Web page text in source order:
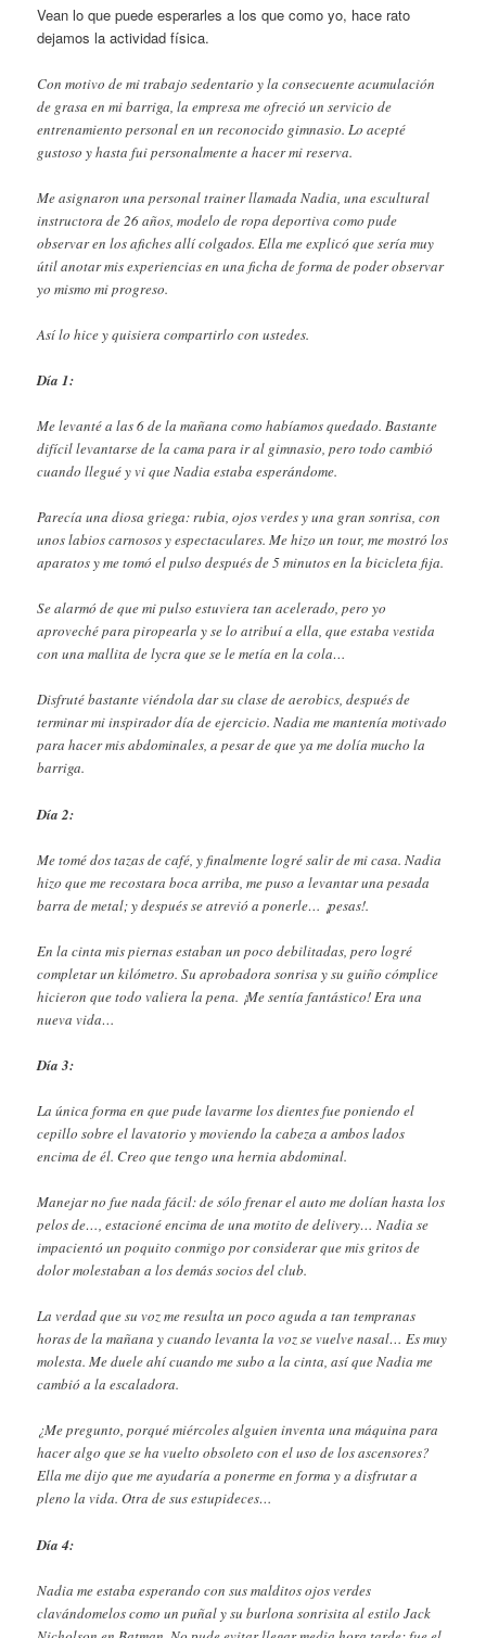
Vean lo que puede esperarles a los que como yo, hace rato
dejamos la actividad física.
Con motivo de mi trabajo sedentario y la consecuente acumulación
de grasa en mi barriga, la empresa me ofreció un servicio de
entrenamiento personal en un reconocido gimnasio. Lo acepté
gustoso y hasta fui personalmente a hacer mi reserva.
Me asignaron una personal trainer llamada Nadia, una escultural
instructora de 26 años, modelo de ropa deportiva como pude
observar en los afiches allí colgados. Ella me explicó que sería muy
útil anotar mis experiencias en una ficha de forma de poder observar
yo mismo mi progreso.
Así lo hice y quisiera compartirlo con ustedes.
Día 1:
Me levanté a las 6 de la mañana como habíamos quedado. Bastante
difícil levantarse de la cama para ir al gimnasio, pero todo cambió
cuando llegué y vi que Nadia estaba esperándome.
Parecía una diosa griega: rubia, ojos verdes y una gran sonrisa, con
unos labios carnosos y espectaculares. Me hizo un tour, me mostró los
aparatos y me tomó el pulso después de 5 minutos en la bicicleta fija.
Se alarmó de que mi pulso estuviera tan acelerado, pero yo
aproveché para piropearla y se lo atribuí a ella, que estaba vestida
con una mallita de lycra que se le metía en la cola…
Disfruté bastante viéndola dar su clase de aerobics, después de
terminar mi inspirador día de ejercicio. Nadia me mantenía motivado
para hacer mis abdominales, a pesar de que ya me dolía mucho la
barriga.
Día 2:
Me tomé dos tazas de café, y finalmente logré salir de mi casa. Nadia
hizo que me recostara boca arriba, me puso a levantar una pesada
barra de metal; y después se atrevió a ponerle… ¡pesas!.
En la cinta mis piernas estaban un poco debilitadas, pero logré
completar un kilómetro. Su aprobadora sonrisa y su guiño cómplice
hicieron que todo valiera la pena. ¡Me sentía fantástico! Era una
nueva vida…
Día 3:
La única forma en que pude lavarme los dientes fue poniendo el
cepillo sobre el lavatorio y moviendo la cabeza a ambos lados
encima de él. Creo que tengo una hernia abdominal.
Manejar no fue nada fácil: de sólo frenar el auto me dolían hasta los
pelos de…, estacioné encima de una motito de delivery… Nadia se
impacientó un poquito conmigo por considerar que mis gritos de
dolor molestaban a los demás socios del club.
La verdad que su voz me resulta un poco aguda a tan tempranas
horas de la mañana y cuando levanta la voz se vuelve nasal… Es muy
molesta. Me duele ahí cuando me subo a la cinta, así que Nadia me
cambió a la escaladora.
¿Me pregunto, porqué miércoles alguien inventa una máquina para
hacer algo que se ha vuelto obsoleto con el uso de los ascensores?
Ella me dijo que me ayudaría a ponerme en forma y a disfrutar a
pleno la vida. Otra de sus estupideces…
Día 4:
Nadia me estaba esperando con sus malditos ojos verdes
clavándomelos como un puñal y su burlona sonrisita al estilo Jack